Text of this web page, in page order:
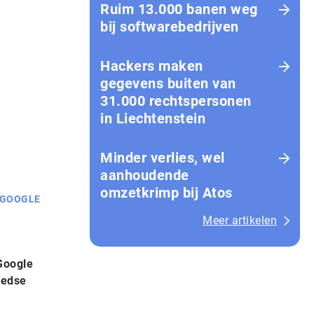
GOOGLE
Ruim 13.000 banen weg
bij softwarebedrijven
Hackers maken
gegevens buiten van
31.000 rechtspersonen
in Liechtenstein
Minder verlies, wel
aanhoudende
omzetkrimp bij Atos
Meer artikelen